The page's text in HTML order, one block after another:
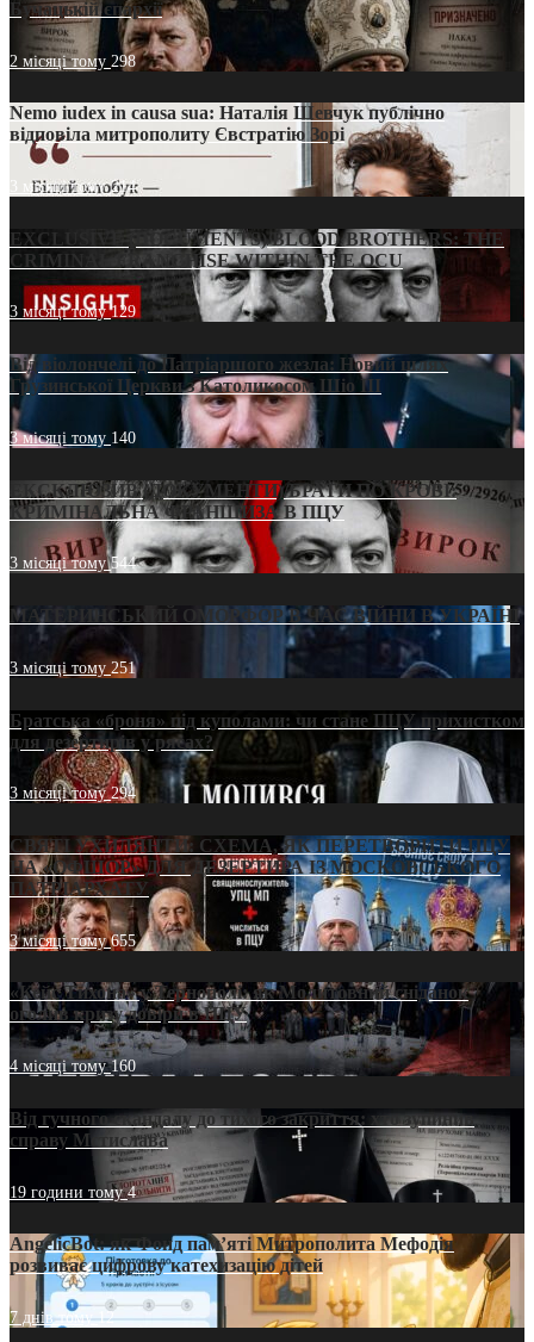
Бучацькій єпархії
2 місяці тому 298
Nemo iudex in causa sua: Наталія Шевчук публічно
відповіла митрополиту Євстратію Зорі
3 місяці тому214
EXCLUSIVE (DOCUMENTS)/BLOOD BROTHERS: THE
CRIMINAL FRANCHISE WITHIN THE OCU
3 місяці тому129
Від віолончелі до Патріаршого жезла: Новий шлях
Грузинської Церкви з Католикосом Шіо III
3 місяці тому 140
ЕКСКЛЮЗИВ (ДОКУМЕНТИ)/БРАТИ ПО КРОВІ:
КРИМІНАЛЬНА ФРАНШИЗА В ПЦУ
3 місяці тому544
МАТЕРИНСЬКИЙ ОМОРФОР В ЧАС ВІЙНИ В УКРАЇНІ
3 місяці тому251
Братська «броня» під куполами: чи стане ПЦУ прихистком
для дезертирів у рясах?
3 місяці тому294
СВЯТІ УХИЛЯНТИ: СХЕМА, ЯК ПЕРЕТВОРИТИ ПЦУ
НА «ОФШОР» ДЛЯ ДЕЗЕРТИРА ІЗ МОСКОВСЬКОГО
ПАТРІАРХАТУ
3 місяці тому655
«Кейс Тихона» у Тернополі: як Молитовний сніданок
оголив кризу довіри в ПЦУ
4 місяці тому160
Від гучного скандалу до тихого закриття: хто зупинив
справу Мстислава
19 години тому4
AngelicBot: як Фонд пам’яті Митрополита Мефодія
розвиває цифрову катехизацію дітей
7 днів тому12